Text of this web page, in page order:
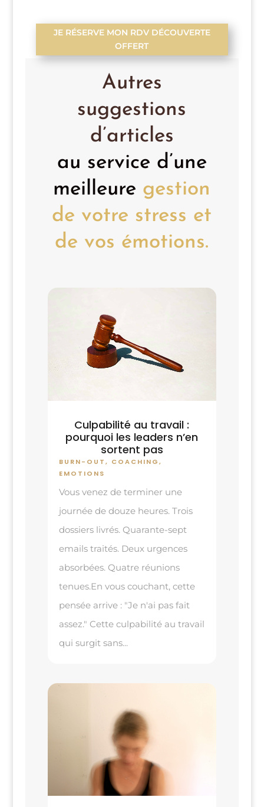
JE RÉSERVE MON RDV DÉCOUVERTE
OFFERT
Autres
suggestions
d’articles
au service d’une
meilleure gestion
de votre stress et
de vos émotions.
Culpabilité au travail :
pourquoi les leaders n’en
sortent pas
BURN-OUT, COACHING,
EMOTIONS
Vous venez de terminer une
journée de douze heures. Trois
dossiers livrés. Quarante-sept
emails traités. Deux urgences
absorbées. Quatre réunions
tenues.En vous couchant, cette
pensée arrive : "Je n'ai pas fait
assez." Cette culpabilité au travail
qui surgit sans...